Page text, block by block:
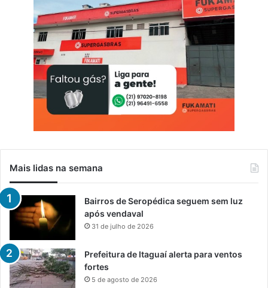
Mais lidas na semana
Bairros de Seropédica seguem sem luz
após vendaval
31 de julho de 2026
Prefeitura de Itaguaí alerta para ventos
fortes
5 de agosto de 2026